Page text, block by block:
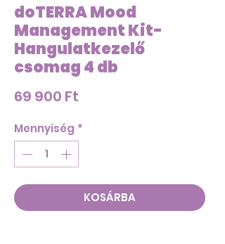
doTERRA Mood
Management Kit-
Hangulatkezelő
csomag 4 db
69 900 Ft
Mennyiség *
KOSÁRBA